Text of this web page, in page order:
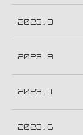
2023 . 9
2023 . 8
2023 . 7
2023 . 6